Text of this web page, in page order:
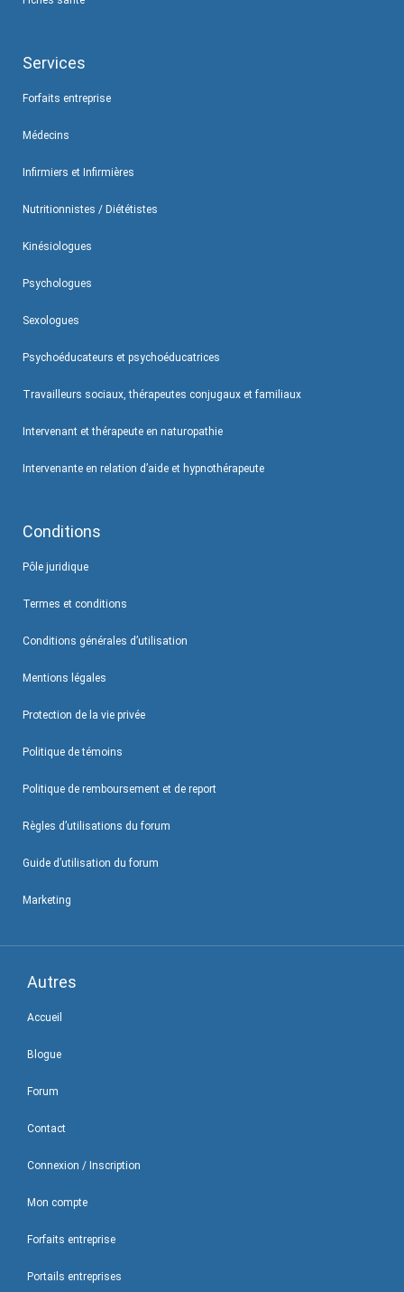
Services
Forfaits entreprise
Médecins
Infirmiers et Infirmières
Nutritionnistes / Diététistes
Kinésiologues
Psychologues
Sexologues
Psychoéducateurs et psychoéducatrices
Travailleurs sociaux, thérapeutes conjugaux et familiaux
Intervenant et thérapeute en naturopathie
Intervenante en relation d’aide et hypnothérapeute
Conditions
Pôle juridique
Termes et conditions
Conditions générales d’utilisation
Mentions légales
Protection de la vie privée
Politique de témoins
Politique de remboursement et de report
Règles d’utilisations du forum
Guide d’utilisation du forum
Marketing
Autres
Accueil
Blogue
Forum
Contact
Connexion / Inscription
Mon compte
Forfaits entreprise
Portails entreprises